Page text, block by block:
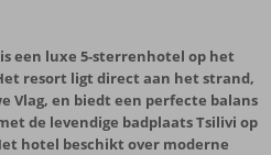
een luxe 5-sterrenhotel op het
resort ligt direct aan het strand,
Vlag, en biedt een perfecte balans
de levendige badplaats Tsilivi op
hotel beschikt over moderne